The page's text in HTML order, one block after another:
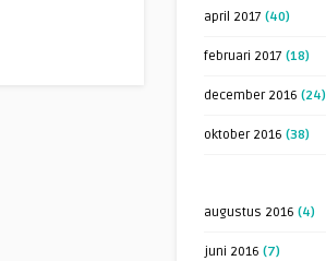
april 2017 (40)
februari 2017 (18)
december 2016 (24)
oktober 2016 (38)
augustus 2016 (4)
juni 2016 (7)